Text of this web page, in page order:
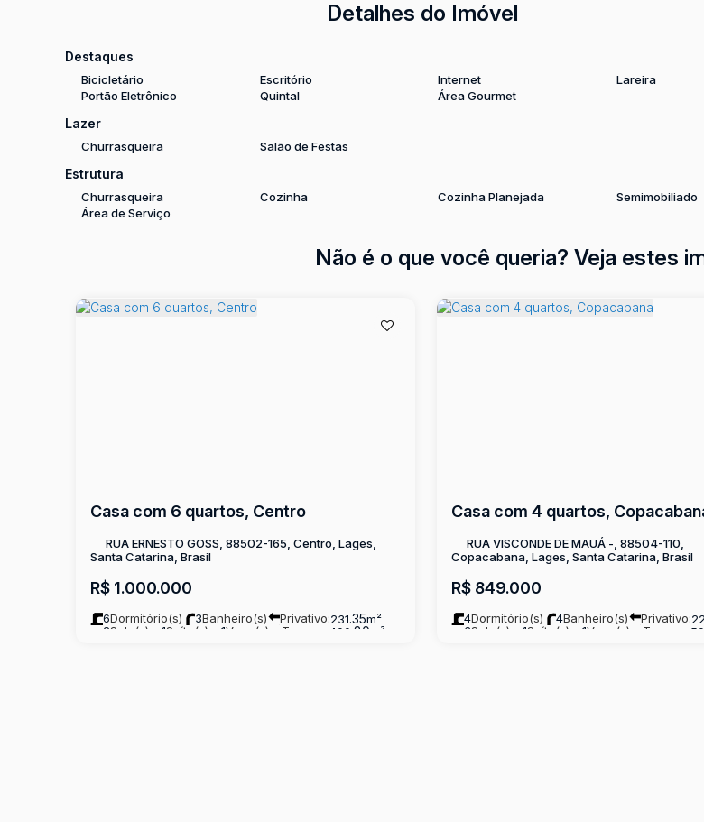
Detalhes do Imóvel
Destaques
Bicicletário Escritório Internet
Lareira
Portão Eletrônico
Quintal Área Gourmet
Lazer
Churrasqueira Salão de Festas
Estrutura
Churrasqueira Cozinha Cozinha Planejada
Semimobiliado
Área de Serviço
Não é o que você queria? Veja estes
Casa com 6 quartos, Centro
R$ 1.000.000
RUA ERNESTO GOSS, 88502-165, Centro, Lages,
Santa Catarina, Brasil
6Dormitório(s) 3Banheiro(s) Privativo:231.35m²
2Sala(s) 1Suíte(s) 1Vaga(s) Terreno: 400 .80 m²
Casa com 4 quartos,
R$849.000
RUA VISCONDE DE MAUÁ -, 88504-110,
Copacabana, Lages, Santa Catarina, Brasil
4Dormitório(s) 4Banheiro(s) Privativo:
3Sala(s) 1Suíte(s) 1Vaga(s) Terreno: